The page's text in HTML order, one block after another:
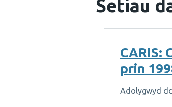
Setiau
CARIS:
prin
Adolygwyd